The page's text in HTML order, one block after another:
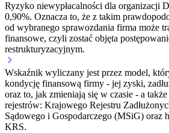
Ryzyko niewypłacalności dla organizacji
0,90%. Oznacza to, że z takim
od wybranego sprawozdania firma może
finansowe, czyli zostać objęta
restrukturyzacyjnym.
Wskaźnik wyliczany jest przez model,
kondycję finansową firmy - jej zyski,
oraz to, jak zmieniają się w czasie - a
rejestrów: Krajowego Rejestru
Sądowego i Gospodarczego (MSiG) oraz
KRS.